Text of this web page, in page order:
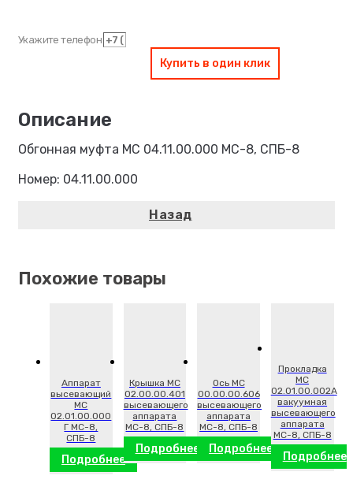
Укажите телефон
Купить в один клик
Обгонная муфта МС 04.11.00.000 МС-8, СПБ-8
Номер: 04.11.00.000
Похожие товары
Аппарат
высевающий
МС
02.01.00.000
Г МС-8,
СПБ-8
Подробнее
Крышка МС
02.00.00.401
высевающего
аппарата
МС-8, СПБ-8
Подробнее
Ось МС
00.00.00.606
высевающего
аппарата
МС-8, СПБ-8
Подробнее
Прокладка
МС
02.01.00.002А
вакуумная
высевающего
аппарата
МС-8, СПБ-8
Подробнее